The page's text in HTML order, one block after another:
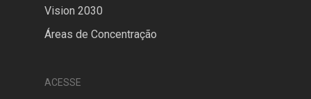
Vision 2030
Áreas de Concentração
ACESSE